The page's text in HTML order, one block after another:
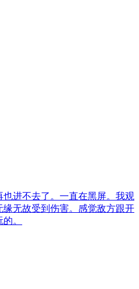
进不去了。一直在黑屏。我观
无故受到伤害。感觉敌方跟开
。